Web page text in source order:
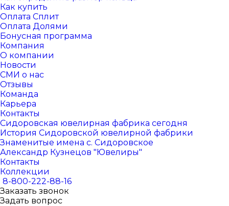
Как купить
Оплата Сплит
Оплата Долями
Бонусная программа
Компания
О компании
Новости
СМИ о нас
Отзывы
Команда
Карьера
Контакты
Сидоровская ювелирная фабрика сегодня
История Сидоровской ювелирной фабрики
Знаменитые имена с. Сидоровское
Александр Кузнецов "Ювелиры"
Контакты
Коллекции
8-800-222-88-16
Заказать звонок
Задать вопрос